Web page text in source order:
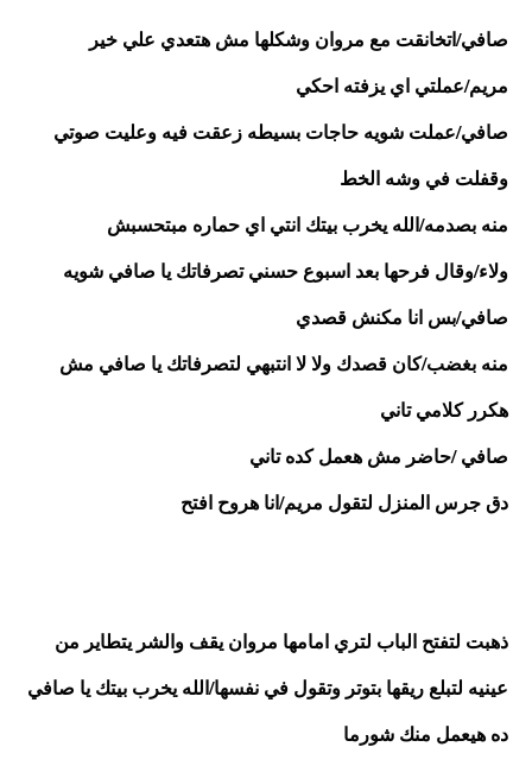
صافي/اتخانقت مع مروان وشكلها مش هتعدي علي خير
مريم/عملتي اي يزفته احكي
وقفلت في وشه الخط
منه بصدمه/الله يخرب بيتك انتي اي حماره مبتحسبش
ولاء/وقال فرحها بعد اسبوع حسني تصرفاتك يا صافي شويه
صافي/بس انا مكنش قصدي
هكرر كلامي تاني
صافي /حاضر مش هعمل كده تاني
دق جرس المنزل لتقول مريم/انا هروح افتح
ده هيعمل منك شورما